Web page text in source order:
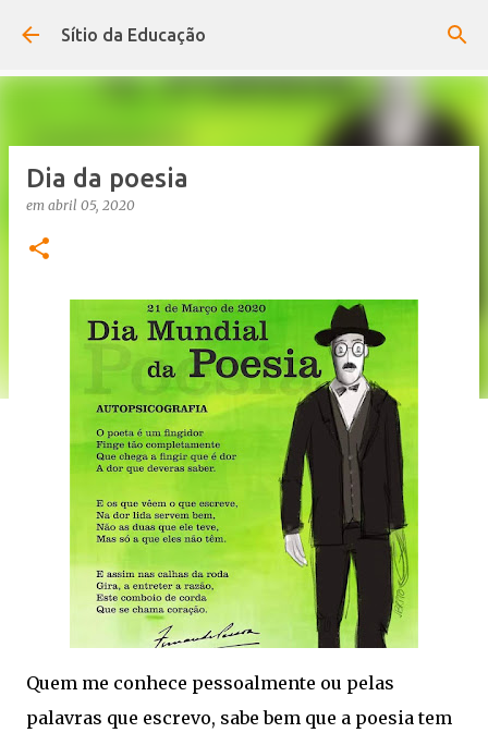
Avançar para o conteúdo principal
Sítio da Educação
Dia da poesia
em abril 05, 2020
Quem me conhece pessoalmente ou pelas
palavras que escrevo, sabe bem que a poesia tem